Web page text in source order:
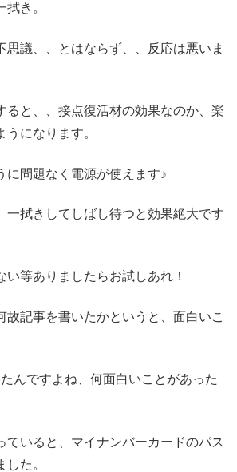
き。
思議、、とはならず、、反応は悪いま
ると、、接点復活材の効果なのか、楽
になります。
に問題なく電源が使えます♪
一拭きしてしばし待つと効果絶大です
い等ありましたらお試しあれ！
記事を書いたかというと、面白いこ
んですよね、何面白いことがあった
いると、マイナンバーカードのパス
た。